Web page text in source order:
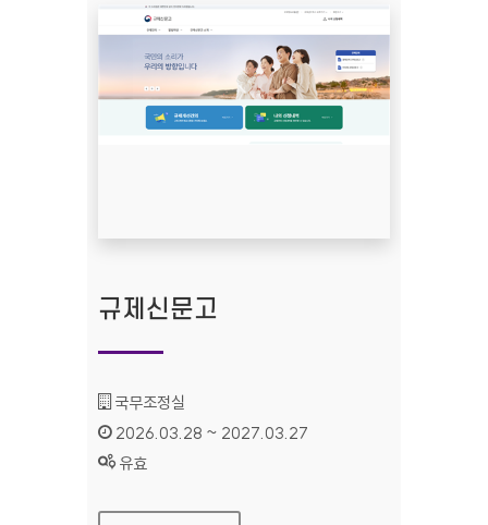
규제신문고
기관명 :
국무조정실
인증기간 :
2026.03.28 ~ 2027.03.27
상태 :
유효